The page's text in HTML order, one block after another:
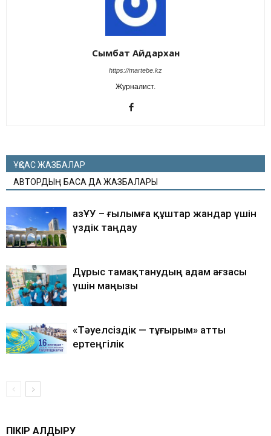
Сымбат Айдархан
https://martebe.kz
Журналист.
ҰҚСАС ЖАЗБАЛАР
АВТОРДЫҢ БАСҚА ДА ЖАЗБАЛАРЫ
ҚазҰУ – ғылымға құштар жандар үшін
үздік таңдау
Дұрыс тамақтанудың адам ағзасы
үшін маңызы
«Тәуелсіздік — тұғырым» атты
ертеңгілік
ПІКІР ҚАЛДЫРУ